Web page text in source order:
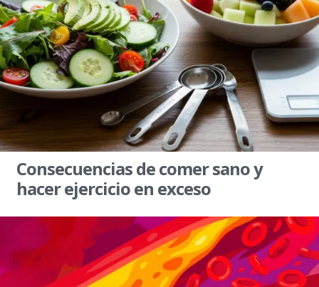
Consecuencias de comer sano y
hacer ejercicio en exceso